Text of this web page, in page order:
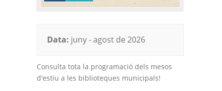
Data: juny - agost de 2026
Consulta tota la programació dels mesos
d'estiu a les biblioteques municipals!